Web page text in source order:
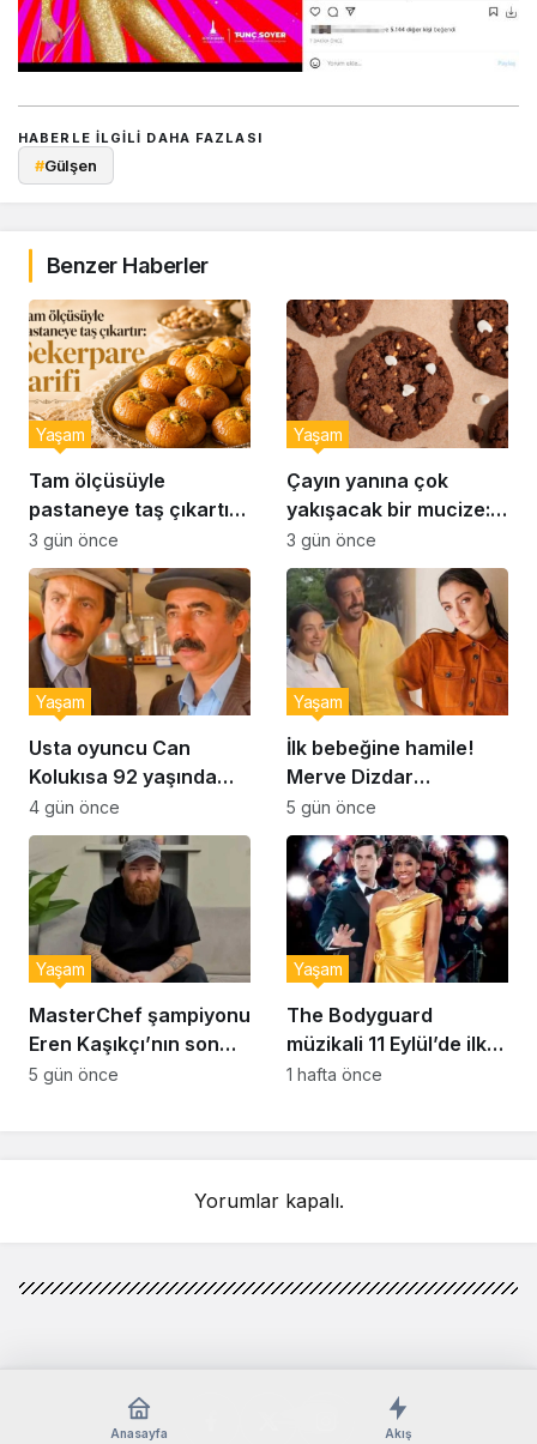
HABERLE ILGILI DAHA FAZLASI
#Gülşen
Benzer Haberler
Tam ölçüsüyle
pastaneye taş çıkartır:
Şekerpare tarifi
Yaşam
3 gün önce
Çayın yanına çok
yakışacak bir mucize:
Brownie tadında ıslak
kurabiye tarifi…
Yaşam
3 gün önce
Usta oyuncu Can
Kolukısa 92 yaşında
hayatını kaybetti
Yaşam
4 gün önce
İlk bebeğine hamile!
Merve Dizdar
sessizliğini bozdu: ‘İsim
bulmak çok zor’
Yaşam
5 gün önce
MasterChef şampiyonu
Eren Kaşıkçı’nın son
anlarındaki kahreden
Yaşam
5 gün önce
The Bodyguard
müzikali 11 Eylül’de ilk
kez Türkiye’de
Yaşam
1 hafta önce
Yorumlar kapalı.
Anasayfa Akış